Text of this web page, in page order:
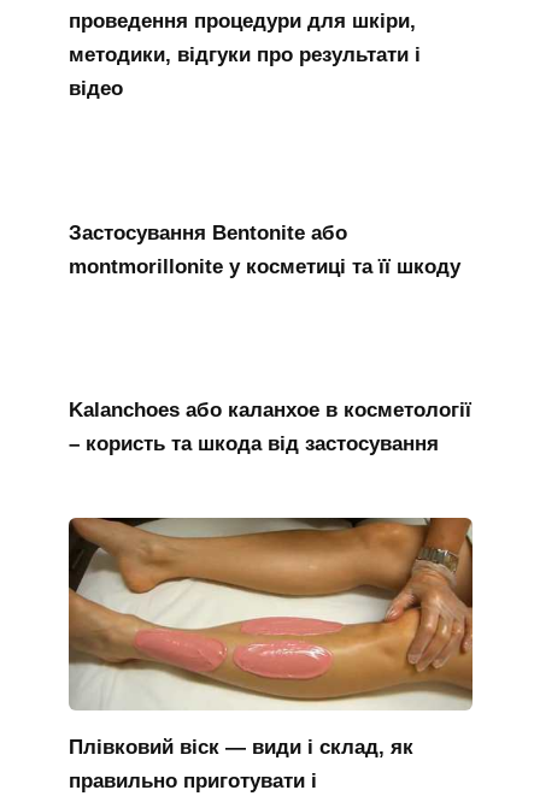
проведення процедури для шкіри,
методики, відгуки про результати і
відео
Застосування Bentonite або
montmorillonite у косметиці та її шкоду
Kalanchoes або каланхое в косметології
– користь та шкода від застосування
Плівковий віск — види і склад, як
правильно приготувати і